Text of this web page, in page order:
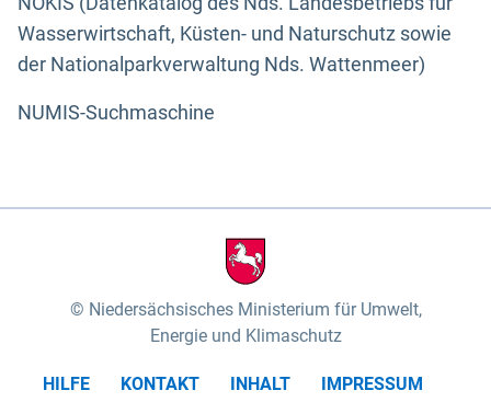
Wasserwirtschaft, Küsten- und Naturschutz sowie
der Nationalparkverwaltung Nds. Wattenmeer)
NUMIS-Suchmaschine
Niedersächsisches Ministerium für Umwelt,
Energie und Klimaschutz
HILFE KONTAKT INHALT
IMPRESSUM